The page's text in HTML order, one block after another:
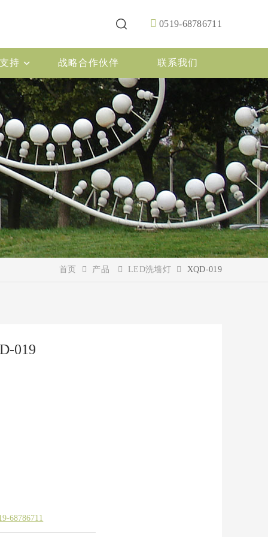
0519-68786711
持 战略合作伙伴 联系我们
首页 产品 LED洗墙灯 XQD-019
019
68786711